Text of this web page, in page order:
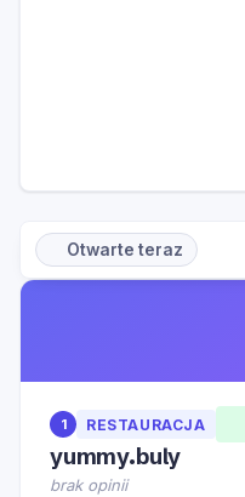
Otwarte teraz
1 RESTAURACJA
yummy.buly
brak opinii